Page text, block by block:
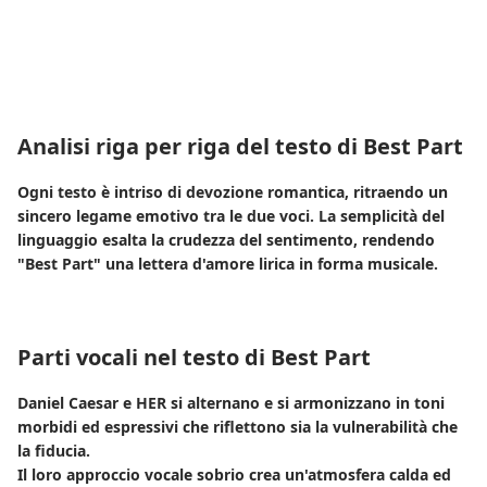
Analisi riga per riga del testo di Best Part
Ogni testo è intriso di devozione romantica, ritraendo un
sincero legame emotivo tra le due voci. La semplicità del
linguaggio esalta la crudezza del sentimento, rendendo
"Best Part" una lettera d'amore lirica in forma musicale.
Parti vocali nel testo di Best Part
Daniel Caesar e HER si alternano e si armonizzano in toni
morbidi ed espressivi che riflettono sia la vulnerabilità che
la fiducia.
Il loro approccio vocale sobrio crea un'atmosfera calda ed